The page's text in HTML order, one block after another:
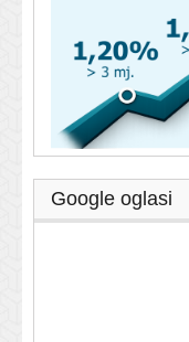
Google oglasi